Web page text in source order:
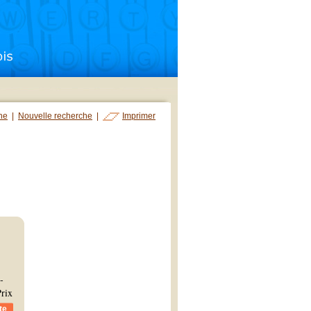
Nouvelle recherche Imprimer